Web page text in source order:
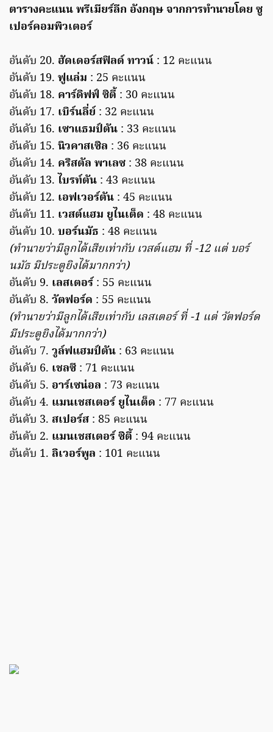
ตารางคะแนน พรีเมียร์ลีก อังกฤษ จากการทำนายโดย ซู
เปอร์คอมพิวเตอร์
อันดับ 20. ฮัดเดอร์สฟิลด์ ทาวน์ : 12 คะแนน
อันดับ 19. ฟูแล่ม : 25 คะแนน
อันดับ 18. คาร์ดิฟฟ์ ซิตี้ : 30 คะแนน
อันดับ 17. เบิร์นลี่ย์ : 32 คะแนน
อันดับ 16. เซาแธมป์ตัน : 33 คะแนน
อันดับ 15. นิวคาสเซิล : 36 คะแนน
อันดับ 14. คริสตัล พาเลซ : 38 คะแนน
อันดับ 13. ไบรท์ตัน : 43 คะแนน
อันดับ 12. เอฟเวอร์ตัน : 45 คะแนน
อันดับ 11. เวสต์แฮม ยูไนเต็ด : 48 คะแนน
อันดับ 10. บอร์นมัธ : 48 คะแนน
(ทำนายว่ามีลูกได้เสียเท่ากับ เวสต์แฮม ที่ -12 แต่ บอร์
นมัธ มีประตูยิงได้มากกว่า)
อันดับ 9. เลสเตอร์: 55 คะแนน
อันดับ 8. วัตฟอร์ด : 55 คะแนน
(ทำนายว่ามีลูกได้เสียเท่ากับ เลสเตอร์ ที่ -1 แต่ วัตฟอร์ด
มีประตูยิงได้มากกว่า)
อันดับ 7. วูล์ฟแฮมป์ตัน : 63 คะแนน
อันดับ 6. เชลซี : 71 คะแนน
อันดับ 5. อาร์เซน่อล : 73 คะแนน
อันดับ 4. แมนเชสเตอร์ ยูไนเต็ด : 77 คะแนน
อันดับ 3. สเปอร์ส : 85 คะแนน
อันดับ 2. แมนเชสเตอร์ ซิตี้ : 94 คะแนน
อันดับ 1. ลิเวอร์พูล : 101 คะแนน